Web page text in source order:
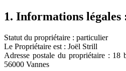
1. Informations légales
Statut du propriétaire : particulier
Le Propriétaire est : Joël Strill
Adresse postale du propriétaire : 18
56000 Vannes